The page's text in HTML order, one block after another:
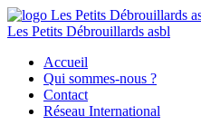
Les Petits Débrouillards asbl
Accueil
Qui sommes-nous ?
Contact
Réseau International